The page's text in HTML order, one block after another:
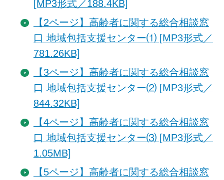
[MP3形式／188.4KB]
【2ページ】高齢者に関する総合相談窓
口 地域包括支援センター⑴ [MP3形式／
781.26KB]
【3ページ】高齢者に関する総合相談窓
口 地域包括支援センター⑵ [MP3形式／
844.32KB]
【4ページ】高齢者に関する総合相談窓
口 地域包括支援センター⑶ [MP3形式／
1.05MB]
【5ページ】高齢者に関する総合相談窓